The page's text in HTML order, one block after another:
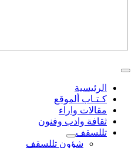
الرئيسية
كـتـاب ألموقع
مقالات واراء
ثقافة وادب وفنون
تللسقف
شؤون تللسقف